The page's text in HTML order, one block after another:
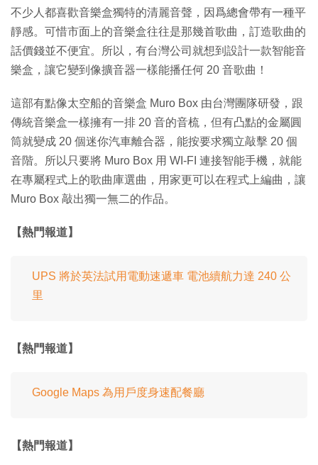
不少人都喜歡音樂盒獨特的清麗音聲，因爲總會帶有一種平
靜感。可惜市面上的音樂盒往往是那幾首歌曲，訂造歌曲的
話價錢並不便宜。所以，有台灣公司就想到設計一款智能音
樂盒，讓它變到像擴音器一樣能播任何 20 音歌曲！
這部有點像太空船的音樂盒 Muro Box 由台灣團隊研發，跟
傳統音樂盒一樣擁有一排 20 音的音梳，但有凸點的金屬圓
筒就變成 20 個迷你汽車離合器，能按要求獨立敲擊 20 個
音階。所以只要將 Muro Box 用 WI-FI 連接智能手機，就能
在專屬程式上的歌曲庫選曲，用家更可以在程式上編曲，讓
Muro Box 敲出獨一無二的作品。
【熱門報道】
UPS 將於英法試用電動速遞車 電池續航力達 240 公
里
【熱門報道】
Google Maps 為用戶度身速配餐廳
【熱門報道】